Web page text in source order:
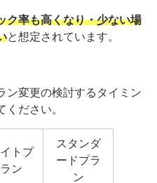
ク率も高くなり・少ない場
と想定されています。
ン変更の検討するタイミン
ください。
トプ
ラン
スタンダ
ードプラ
ン